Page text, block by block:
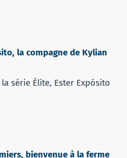
la compagne de Kylian
série Élite, Ester Expósito
bienvenue à la ferme